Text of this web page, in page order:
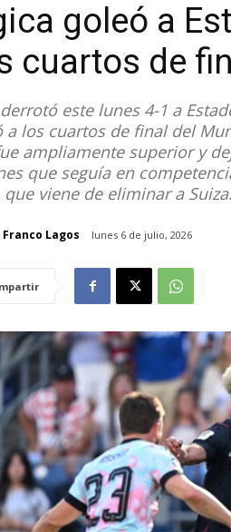
goleó a
cuartos de
este lunes 4-1 a
a los cuartos de final del
ampliamente superior y
que seguía en
que viene de eliminar a Suiza.
Franco Lagos lunes 6 de julio, 2026